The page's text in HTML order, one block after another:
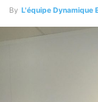
By L'équipe Dynamique